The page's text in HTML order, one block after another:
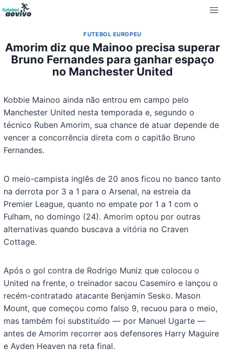
Pular
para
Conteúdo
FUTEBOL EUROPEU
Amorim diz que Mainoo precisa superar
Bruno Fernandes para ganhar espaço
no Manchester United
Kobbie Mainoo ainda não entrou em campo pelo
Manchester United nesta temporada e, segundo o
técnico Ruben Amorim, sua chance de atuar depende de
vencer a concorrência direta com o capitão Bruno
Fernandes.
O meio-campista inglês de 20 anos ficou no banco tanto
na derrota por 3 a 1 para o Arsenal, na estreia da
Premier League, quanto no empate por 1 a 1 com o
Fulham, no domingo (24). Amorim optou por outras
alternativas quando buscava a vitória no Craven
Cottage.
Após o gol contra de Rodrigo Muniz que colocou o
United na frente, o treinador sacou Casemiro e lançou o
recém-contratado atacante Benjamin Sesko. Mason
Mount, que começou como falso 9, recuou para o meio,
mas também foi substituído — por Manuel Ugarte —
antes de Amorim recorrer aos defensores Harry Maguire
e Ayden Heaven na reta final.